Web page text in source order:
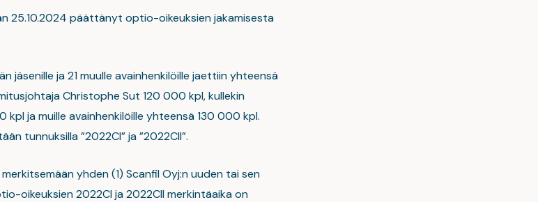
25.10.2024 päättänyt optio-oikeuksien jakamisesta
jäsenille ja 21 muulle avainhenkilöille jaettiin yhteensä
Christophe Sut 120 000 kpl, kullekin
ja muille avainhenkilöille yhteensä 130 000 kpl.
tunnuksilla ”2022CI” ja ”2022CII”.
yhden (1) Scanfil Oyj:n uuden tai sen
oikeuksien 2022CI ja 2022CII merkintäaika on